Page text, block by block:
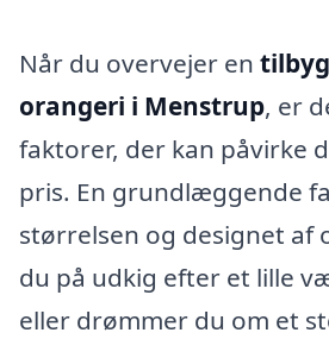
Når du overvejer en
orangeri i Menstrup, er
faktorer, der kan påvirke
pris. En grundlæggende
størrelsen og designet af
du på udkig efter et lille
eller drømmer du om et